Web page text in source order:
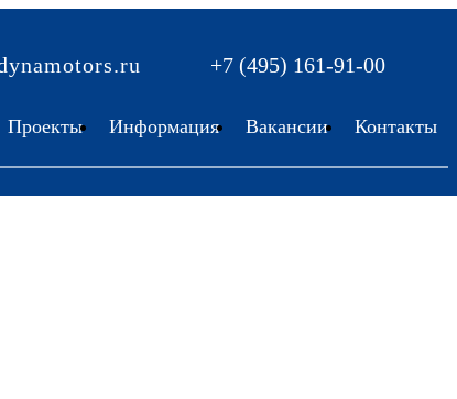
+7 (495) 161-91-00
Проекты Информация Вакансии Контакты